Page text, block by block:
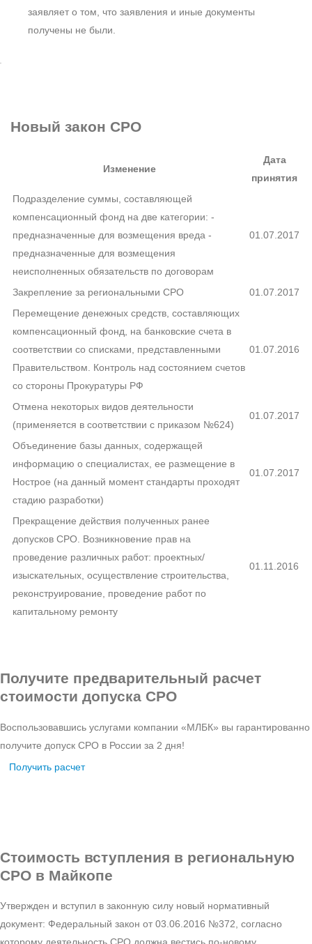
заявляет о том, что заявления и иные документы
получены не были.
Новый закон СРО
Изменение
Дата
принятия
Подразделение суммы, составляющей
компенсационный фонд на две категории: -
предназначенные для возмещения вреда -
предназначенные для возмещения
неисполненных обязательств по договорам
01.07.2017
Закрепление за региональными СРО
01.07.2017
Перемещение денежных средств, составляющих
компенсационный фонд, на банковские счета в
соответствии со списками, представленными
Правительством. Контроль над состоянием счетов
со стороны Прокуратуры РФ
01.07.2016
Отмена некоторых видов деятельности
(применяется в соответствии с приказом №624)
01.07.2017
Объединение базы данных, содержащей
информацию о специалистах, ее размещение в
Нострое (на данный момент стандарты проходят
стадию разработки)
01.07.2017
Прекращение действия полученных ранее
допусков СРО. Возникновение прав на
проведение различных работ: проектных/
изыскательных, осуществление строительства,
реконструирование, проведение работ по
капитальному ремонту
01.11.2016
Получите предварительный расчет
стоимости допуска СРО
Воспользовавшись услугами компании «МЛБК» вы гарантированно
получите допуск СРО в России за 2 дня!
Получить расчет
Стоимость вступления в региональную
СРО в Майкопе
Утвержден и вступил в законную силу новый нормативный
документ: Федеральный закон от 03.06.2016 №372, согласно